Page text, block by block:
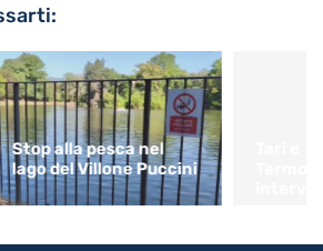
nel
Puccini
Tari e
Termovalorizzatore,
interviene
Confartigianato